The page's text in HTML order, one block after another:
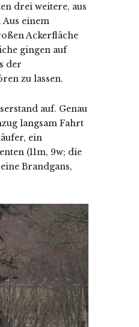
drei weitere, aus
Aus einem
Ackerfläche
gingen auf
der
zu lassen.
auf. Genau
langsam Fahrt
ein
(11m, 9w; die
Brandgans,